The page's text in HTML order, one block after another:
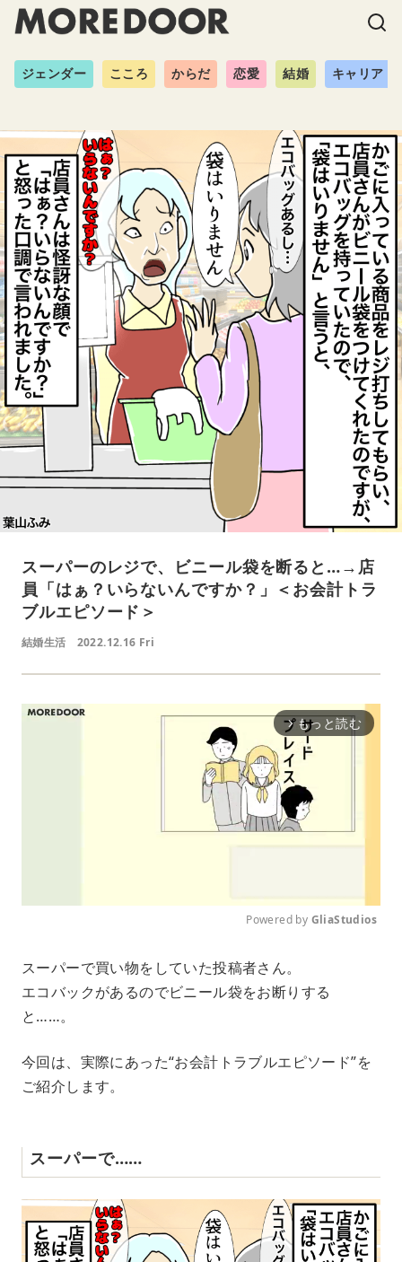
ジェンダー こころ からだ 恋愛 結婚 キャリア
スーパーのレジで、ビニール袋を断ると…→店
員「はぁ？いらないんですか？」＜お会計トラ
ブルエピソード＞
結婚生活 2022.12.16 Fri
arrow_forward_ios もっと読む
t
Powered by GliaStudios
スーパーで買い物をしていた投稿者さん。
エコバックがあるのでビニール袋をお断りする
と……。
今回は、実際にあった“お会計トラブルエピソード”を
ご紹介します。
スーパーで……